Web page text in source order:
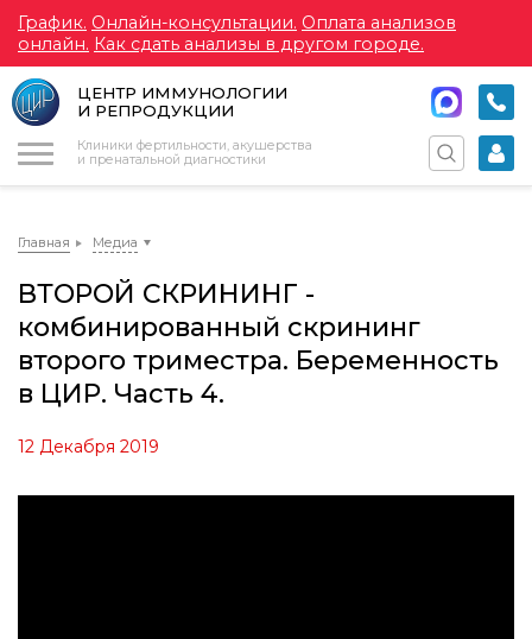
График. Онлайн-консультации. Оплата анализов
онлайн. Как сдать анализы в другом городе.
ЦЕНТР ИММУНОЛОГИИ
И РЕПРОДУКЦИИ
Клиники фертильности, акушерства
и пренатальной диагностики
Главная Медиа
ВТОРОЙ СКРИНИНГ -
комбинированный скрининг
второго триместра. Беременность
в ЦИР. Часть 4.
12 Декабря 2019